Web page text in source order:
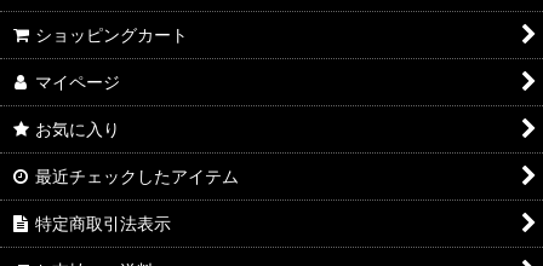
ショッピングカート
マイページ
お気に入り
最近チェックしたアイテム
特定商取引法表示